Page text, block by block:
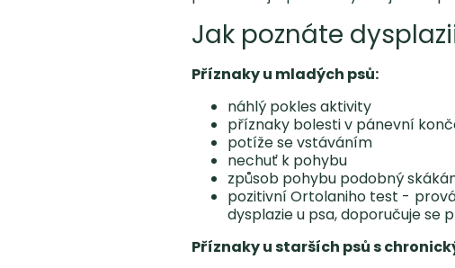
Jak poznáte
Příznaky u mladých psů:
náhlý pokles aktivity
příznaky bolesti v pánevní
potíže se vstáváním
nechuť k pohybu
způsob pohybu podobný
pozitivní Ortolaniho test -
dysplazie u psa, doporučuje
Příznaky u starších psů s